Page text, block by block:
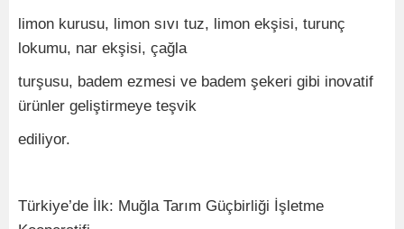
limon kurusu, limon sıvı tuz, limon ekşisi, turunç
lokumu, nar ekşisi, çağla
turşusu, badem ezmesi ve badem şekeri gibi inovatif
ürünler geliştirmeye teşvik
ediliyor.
Türkiye’de İlk: Muğla Tarım Güçbirliği İşletme